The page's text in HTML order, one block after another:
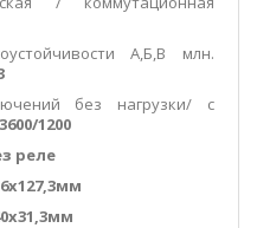
А,Б,В млн.
без нагрузки/ с
3600/1200
реле